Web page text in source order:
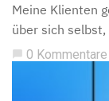
Meine Klienten
über sich selbst,
0 Kommentare